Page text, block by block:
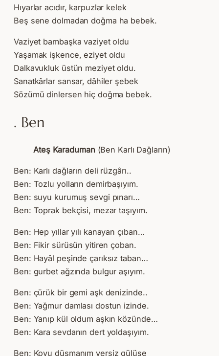
Hıyarlar acıdır, karpuzlar kelek
Beş sene dolmadan doğma ha bebek.
Vaziyet bambaşka vaziyet oldu
Yaşamak işkence, eziyet oldu
Dalkavukluk üstün meziyet oldu.
Sanatkârlar sansar, dâhiler şebek
Sözümü dinlersen hiç doğma bebek.
. Ben
Ateş Karaduman (Ben Karlı Dağların)
Ben: Karlı dağların deli rüzgârı..
Ben: Tozlu yolların demirbaşıyım.
Ben: suyu kurumuş sevgi pınarı…
Ben: Toprak bekçisi, mezar taşıyım.
Ben: Hep yıllar yılı kanayan çıban…
Ben: Fikir sürüsün yitiren çoban.
Ben: Hayâl peşinde çarıksız taban…
Ben: gurbet ağzında bulgur aşıyım.
Ben: çürük bir gemi aşk denizinde..
Ben: Yağmur damlası dostun izinde.
Ben: Yanıp kül oldum aşkın közünde…
Ben: Kara sevdanın dert yoldaşıyım.
Ben: Koyu düşmanım yersiz gülüşe